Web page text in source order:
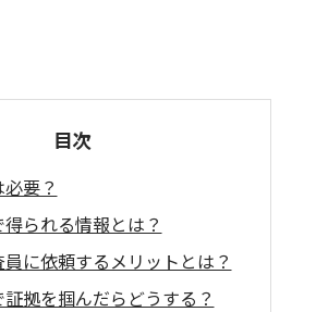
目次
要？
られる情報とは？
に依頼するメリットとは？
拠を掴んだらどうする？